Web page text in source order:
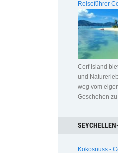
Reiseführer
Cerf Island
und
weg vom
Geschehen
Kokosnuss -